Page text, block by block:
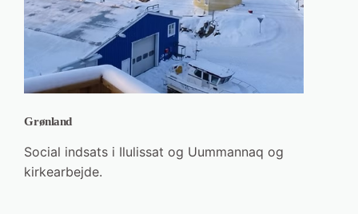
Grønland
Social indsats i Ilulissat og Uummannaq og
kirkearbejde.